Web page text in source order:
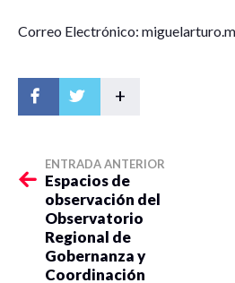
Correo Electrónico:
+
ENTRADA ANTERIOR
Espacios de
observación del
Observatorio
Regional de
Gobernanza y
Coordinación